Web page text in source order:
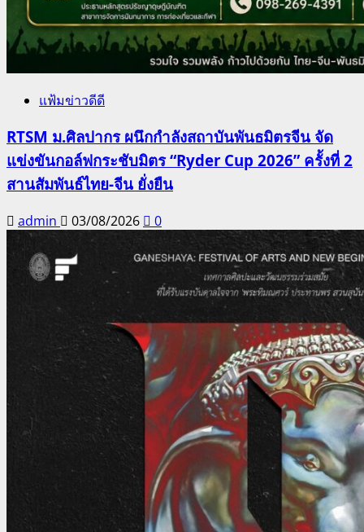
แฟ้มข่าวดีดี
RTSM ม.ศิลปากร ผนึกกำลังสถาบันพันธมิตรจีน จัด
แข่งขันกอล์ฟกระชับมิตร “Ryder Cup 2026” ครั้งที่ 2
สานสัมพันธ์ไทย-จีน ยั่งยืน
admin 03/08/2026 0